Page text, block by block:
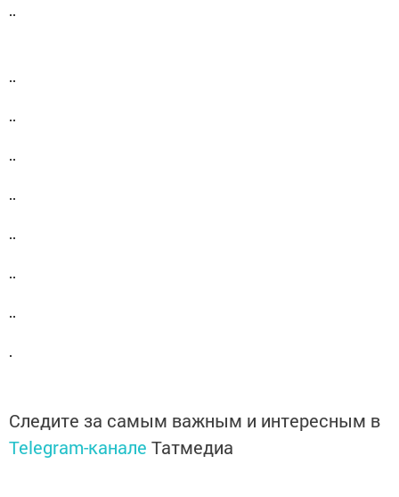
Следите за самым важным и интересным в
Telegram-канале Татмедиа